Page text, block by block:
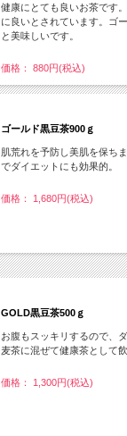
健康にとても良いお茶です
に良いとされています。ゴ
と美味しいです。
価格： 880円(税込)
ゴールド黒豆茶900ｇ
肌荒れを予防し美肌を保ち
でダイエットにも効果的。
価格： 1,680円(税込)
GOLD黒豆茶500ｇ
お腹もスッキリするので、
麦茶に混ぜて健康茶として
価格： 1,300円(税込)